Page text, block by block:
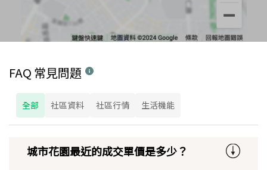
FAQ 常見問題
全部 社區資料 社區行情 生活機能
城市花園最近的成交單價是多少？